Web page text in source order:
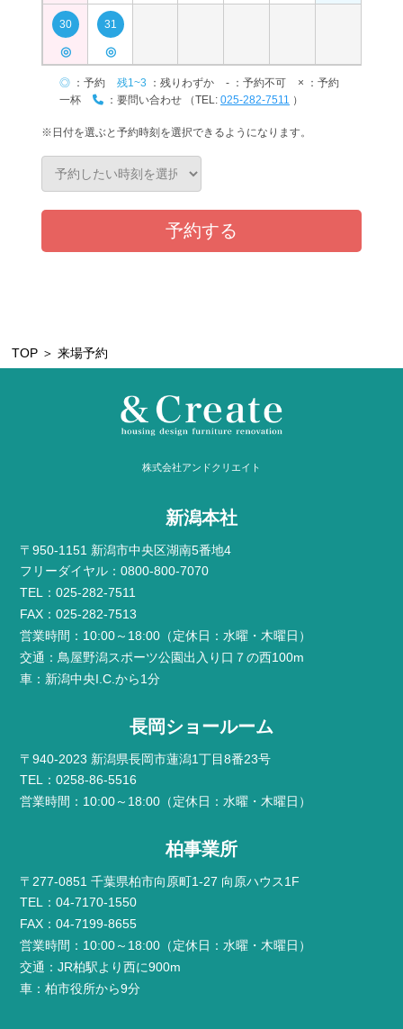
TOP ＞ 来場予約
株式会社アンドクリエイト
新潟本社
〒950-1151 新潟市中央区湖南5番地4
フリーダイヤル：0800-800-7070
TEL：025-282-7511
FAX：025-282-7513
営業時間：10:00～18:00（定休日：水曜・木曜日）
交通：鳥屋野潟スポーツ公園出入り口７の西100m
車：新潟中央I.C.から1分
長岡ショールーム
〒940-2023 新潟県長岡市蓮潟1丁目8番23号
TEL：0258-86-5516
営業時間：10:00～18:00（定休日：水曜・木曜日）
柏事業所
〒277-0851 千葉県柏市向原町1-27 向原ハウス1F
TEL：04-7170-1550
FAX：04-7199-8655
営業時間：10:00～18:00（定休日：水曜・木曜日）
交通：JR柏駅より西に900m
車：柏市役所から9分